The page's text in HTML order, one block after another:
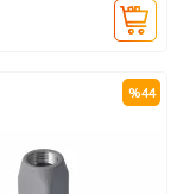
%44